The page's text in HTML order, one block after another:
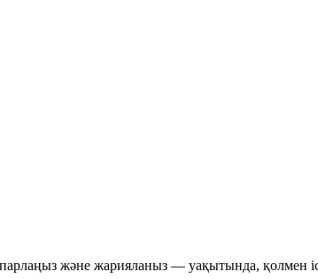
және жарияланыз — уақытында, қолмен